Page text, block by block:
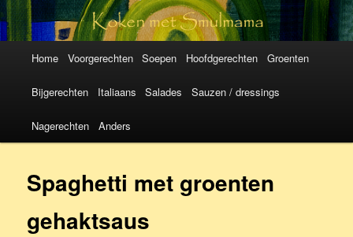
Koken met
SmulMama
Spring
naar
de
inhoud
Spring
naar
de
inhoud
Home Voorgerechten Soepen Hoofdgerechten Groenten
Bijgerechten Italiaans Salades Sauzen / dressings
Nagerechten Anders
Spaghetti met groenten
gehaktsaus